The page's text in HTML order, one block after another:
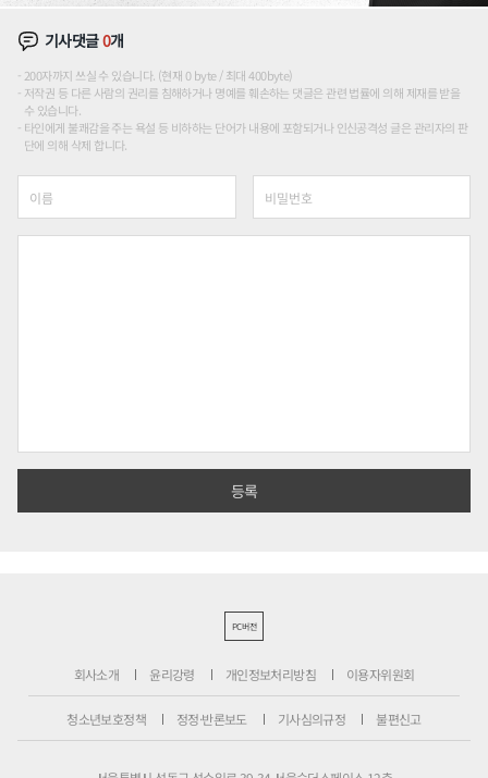
기사댓글0개
200자까지 쓰실 수 있습니다. (현재 0 byte / 최대 400byte)
저작권 등 다른 사람의 권리를 침해하거나 명예를 훼손하는 댓글은 관련 법률에 의해 제재를 받을
수 있습니다.
타인에게 불쾌감을 주는 욕설 등 비하하는 단어가 내용에 포함되거나 인신공격성 글은 관리자의 판
단에 의해 삭제 합니다.
PC버전
회사소개 윤리강령 개인정보처리방침 이용자위원회
청소년보호정책 정정·반론보도 기사심의규정 불편신고